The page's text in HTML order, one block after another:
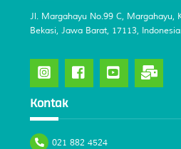
Jl. Margahayu No.99 C, Margahayu,
Bekasi, Jawa Barat, 17113,
Kontak
021 882 4524